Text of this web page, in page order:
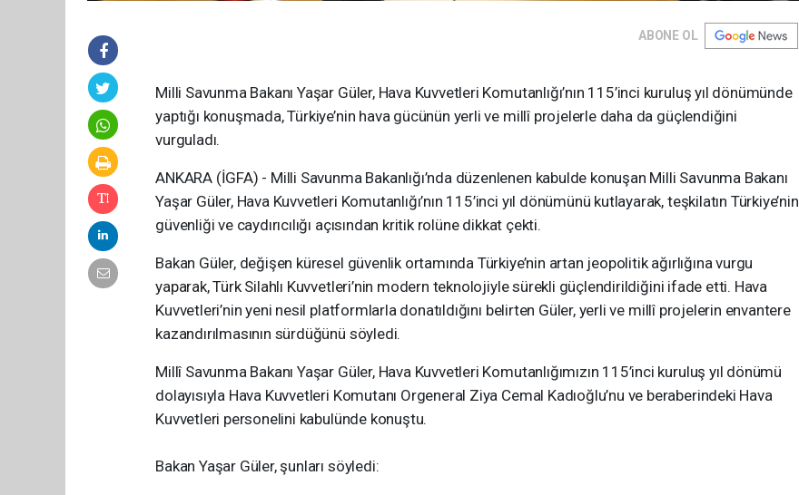
ABONE OL
Milli Savunma Bakanı Yaşar Güler, Hava Kuvvetleri Komutanlığı’nın 115’inci kuruluş yıl dönümünde
yaptığı konuşmada, Türkiye’nin hava gücünün yerli ve millî projelerle daha da güçlendiğini
vurguladı.
ANKARA (İGFA) - Milli Savunma Bakanlığı’nda düzenlenen kabulde konuşan Milli Savunma Bakanı
Yaşar Güler, Hava Kuvvetleri Komutanlığı’nın 115’inci yıl dönümünü kutlayarak, teşkilatın Türkiye’nin
güvenliği ve caydırıcılığı açısından kritik rolüne dikkat çekti.
Bakan Güler, değişen küresel güvenlik ortamında Türkiye’nin artan jeopolitik ağırlığına vurgu
yaparak, Türk Silahlı Kuvvetleri’nin modern teknolojiyle sürekli güçlendirildiğini ifade etti. Hava
Kuvvetleri’nin yeni nesil platformlarla donatıldığını belirten Güler, yerli ve millî projelerin envantere
kazandırılmasının sürdüğünü söyledi.
Millî Savunma Bakanı Yaşar Güler, Hava Kuvvetleri Komutanlığımızın 115’inci kuruluş yıl dönümü
dolayısıyla Hava Kuvvetleri Komutanı Orgeneral Ziya Cemal Kadıoğlu’nu ve beraberindeki Hava
Kuvvetleri personelini kabulünde konuştu.
Bakan Yaşar Güler, şunları söyledi: